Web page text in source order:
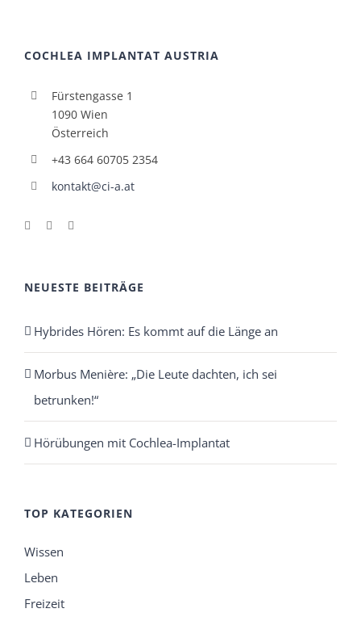
COCHLEA IMPLANTAT AUSTRIA
Fürstengasse 1
1090 Wien
Österreich
+43 664 60705 2354
kontakt@ci-a.at
NEUESTE BEITRÄGE
Hybrides Hören: Es kommt auf die Länge an
Morbus Menière: „Die Leute dachten, ich sei
betrunken!“
Hörübungen mit Cochlea-Implantat
TOP KATEGORIEN
Wissen
Leben
Freizeit